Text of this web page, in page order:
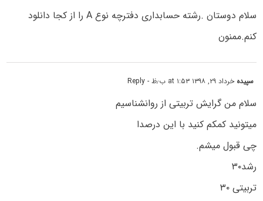
سلام دوستان .رشته حسابداری دفترچه نوع A را از کجا دانلود
کنم.ممنون
سپیده خرداد ۲۹, ۱۳۹۸ at ۱:۵۳ ب٫ظ - Reply
سلام من گرایش تربیتی از روانشناسیم
میتونید کمکم کنید با این درصدا
چی قبول میشم.
رشد۳۰
تربیتی ۳۰